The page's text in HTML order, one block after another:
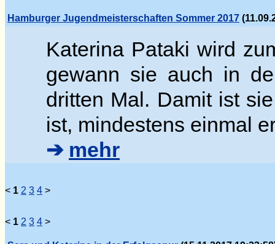
Hamburger Jugendmeisterschaften Sommer 2017
Katerina Pataki wird
gewann sie auch in
dritten Mal. Damit ist
ist, mindestens einmal
➔ mehr
< 1 2 3 4 >
< 1 2 3 4 >